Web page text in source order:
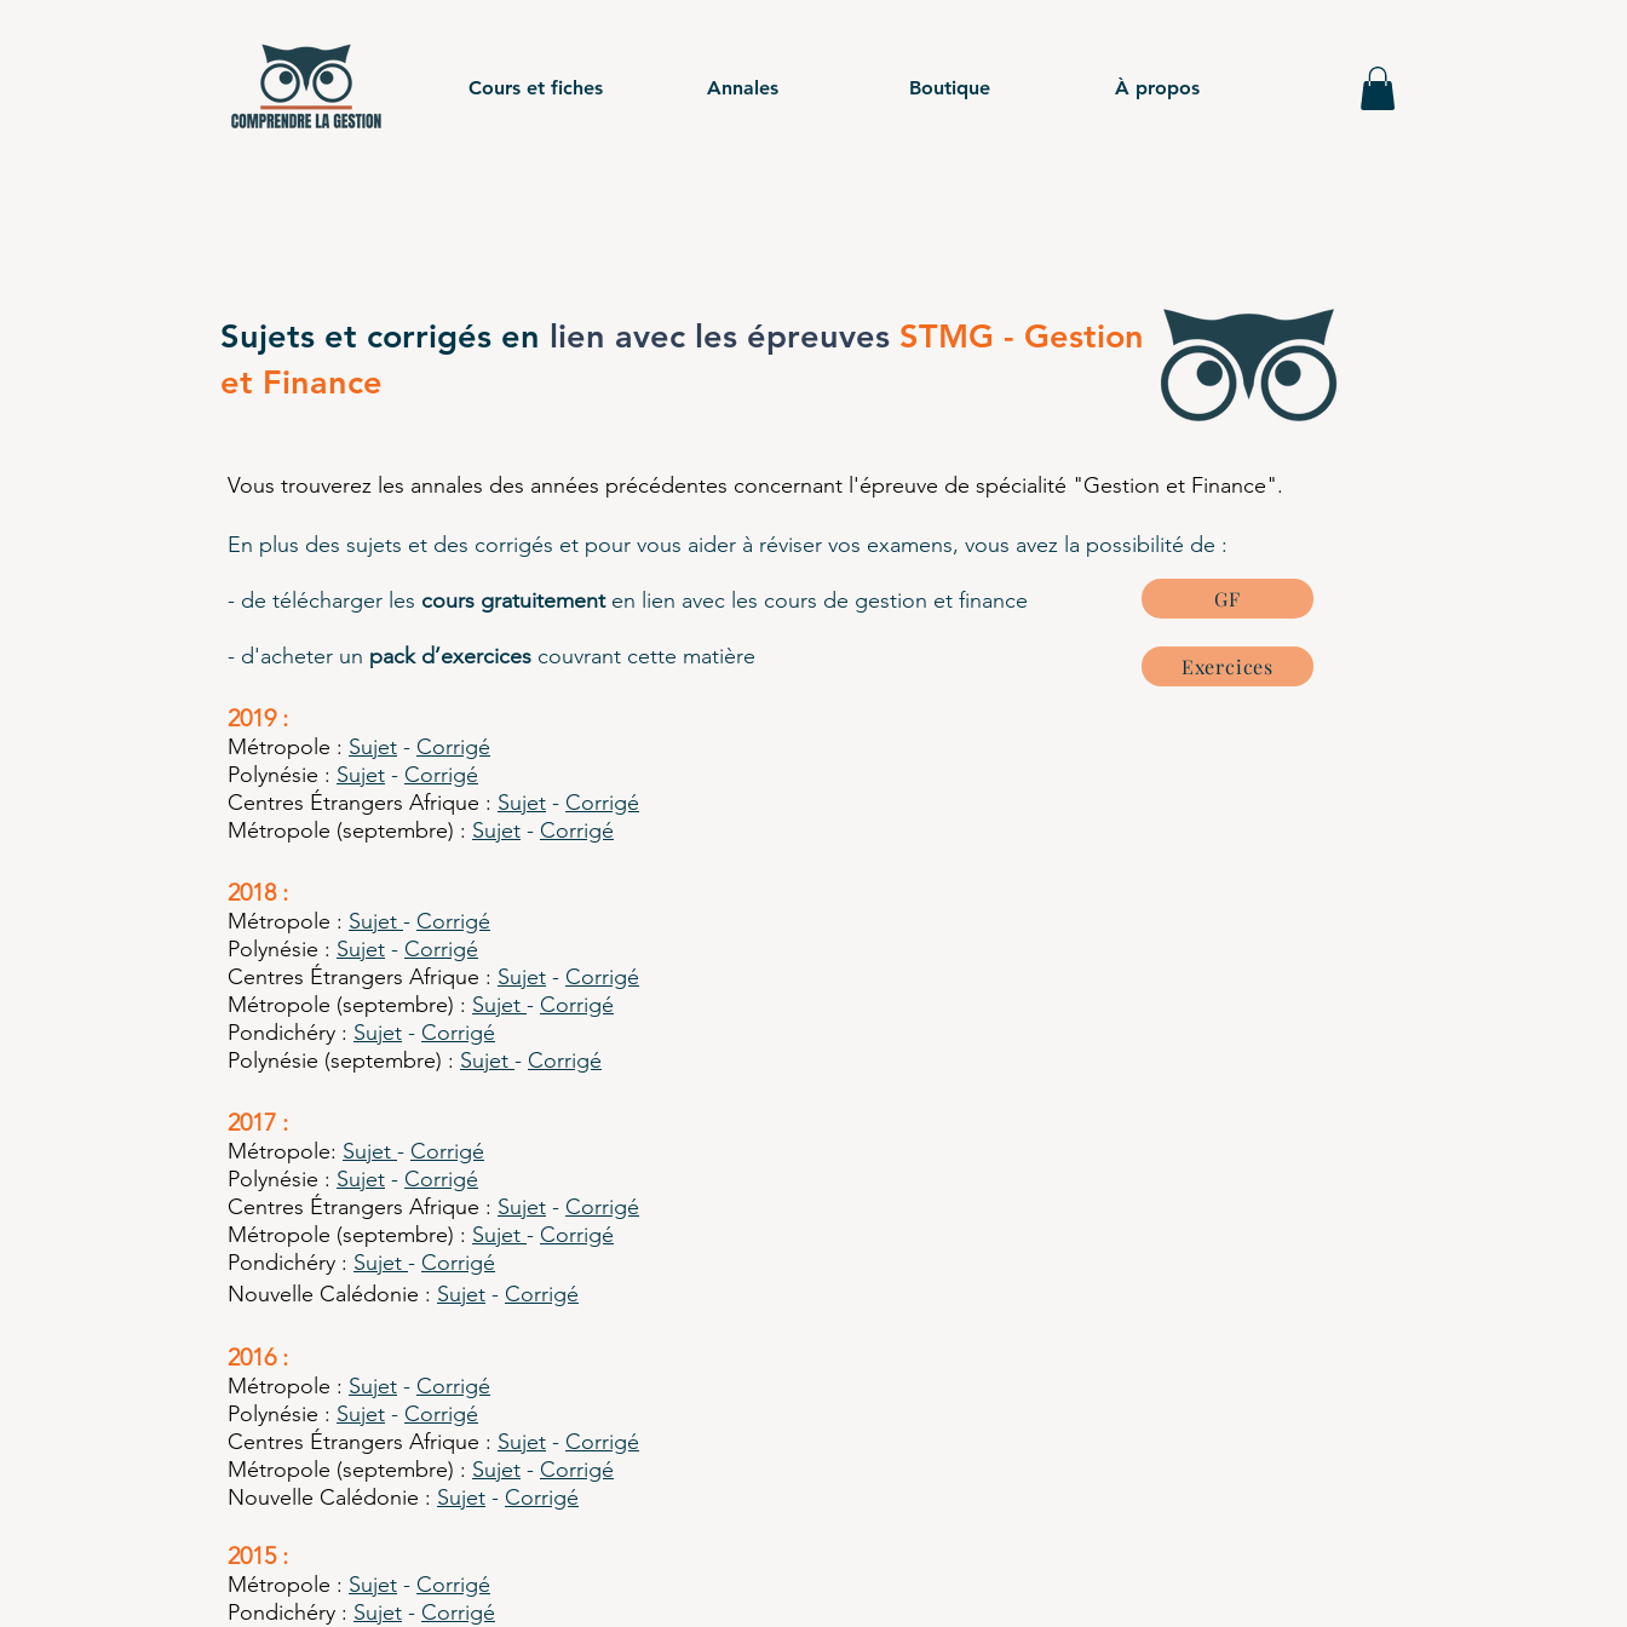
Cours et fiches Annales Boutique À propos
Sujets et corrigés en lien avec les épreuves STMG - Gestion
et Finance
Vous trouverez les annales des années précédentes concernant l'épreuve de spécialité "Gestion et Finance".
En plus des sujets et des corrigés et pour vous aider à réviser vos examens, vous avez la possibilité de :
- de télécharger les cours gratuitement en lien avec les cours de gestion et finance
- d'acheter un pack d’exercices couvrant cette matière
2019 :
Métropole : Sujet - Corrigé
Polynésie : Sujet - Corrigé
Centres Étrangers Afrique : Sujet - Corrigé
Métropole (septembre) : Sujet - Corrigé
2018 :
Métropole : Sujet - Corrigé
Polynésie : Sujet - Corrigé
Centres Étrangers Afrique : Sujet - Corrigé
Métropole (septembre) : Sujet - Corrigé
Pondichéry : Sujet - Corrigé
Polynésie (septembre) : Sujet - Corrigé
2017 :
Métropole: Sujet - Corrigé
Polynésie : Sujet - Corrigé
Centres Étrangers Afrique : Sujet - Corrigé
Métropole (septembre) : Sujet - Corrigé
Pondichéry : Sujet - Corrigé
Nouvelle Calédonie : Sujet - Corrigé
2016 :
Métropole : Sujet - Corrigé
Polynésie : Sujet - Corrigé
Centres Étrangers Afrique : Sujet - Corrigé
Métropole (septembre) : Sujet - Corrigé
Nouvelle Calédonie : Sujet - Corrigé
2015 :
Métropole : Sujet - Corrigé
Pondichéry : Sujet - Corrigé
GF
Exercices